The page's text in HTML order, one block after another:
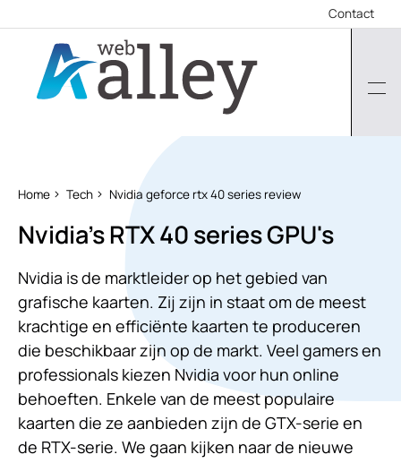
Contact
Home Tech Nvidia geforce rtx 40 series review
Nvidia's RTX 40 series GPU's
Nvidia is de marktleider op het gebied van
grafische kaarten. Zij zijn in staat om de meest
krachtige en efficiënte kaarten te produceren
die beschikbaar zijn op de markt. Veel gamers en
professionals kiezen Nvidia voor hun online
behoeften. Enkele van de meest populaire
kaarten die ze aanbieden zijn de GTX-serie en
de RTX-serie. We gaan kijken naar de nieuwe